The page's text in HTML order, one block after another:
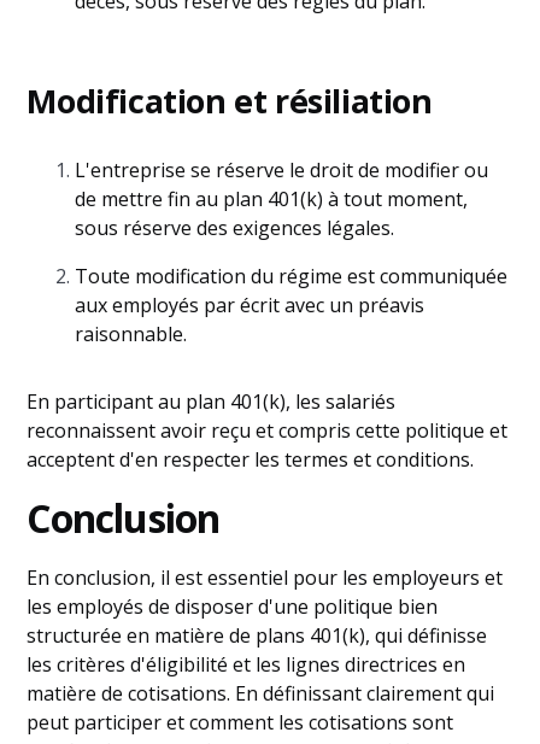
Modification et résiliation
L'entreprise se réserve le droit de modifier ou
de mettre fin au plan 401(k) à tout moment,
sous réserve des exigences légales.
Toute modification du régime est communiquée
aux employés par écrit avec un préavis
raisonnable.
En participant au plan 401(k), les salariés
reconnaissent avoir reçu et compris cette politique et
acceptent d'en respecter les termes et conditions.
Conclusion
En conclusion, il est essentiel pour les employeurs et
les employés de disposer d'une politique bien
structurée en matière de plans 401(k), qui définisse
les critères d'éligibilité et les lignes directrices en
matière de cotisations. En définissant clairement qui
peut participer et comment les cotisations sont